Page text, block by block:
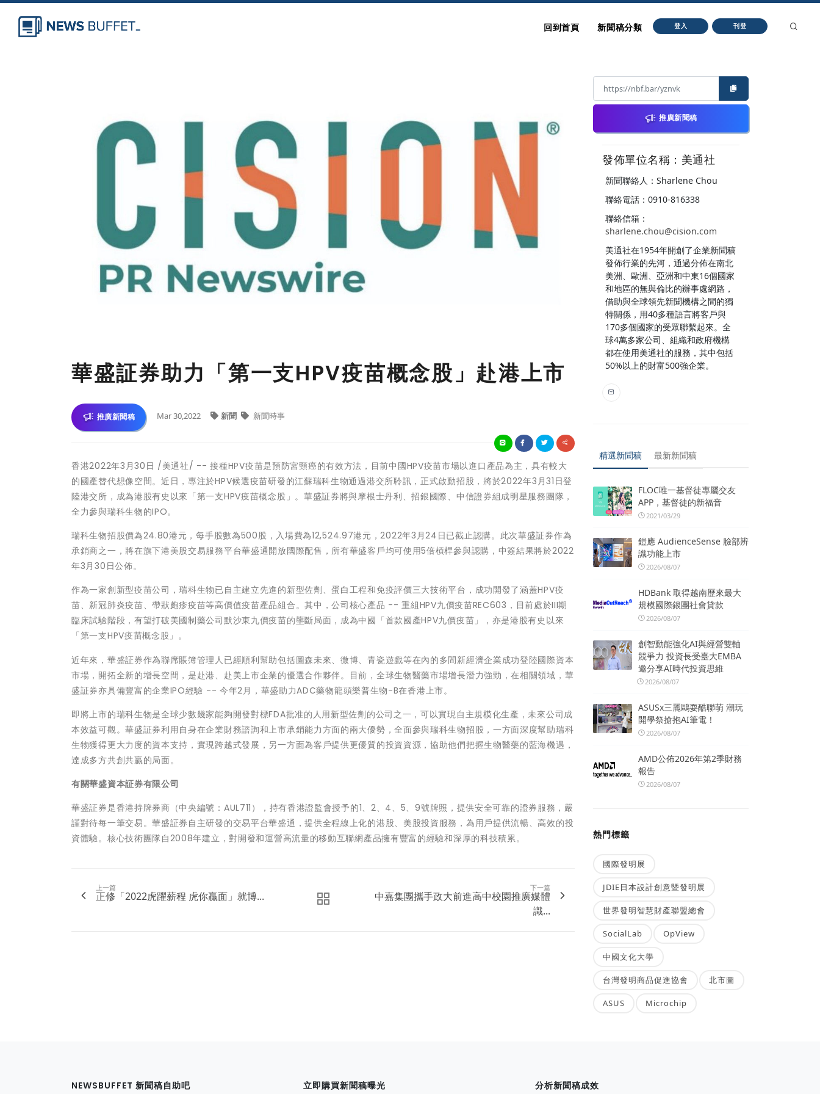
回到首頁 新聞稿分類 登入 刊登
華盛証券助力「第一支HPV疫苗概念股」赴港上市
推廣新聞稿 Mar 30,2022 新聞 新聞時事
香港2022年3月30日 /美通社/ -- 接種HPV疫苗是預防宮頸癌的有效方法，目前中國HPV疫苗市場以進口產品為主，具有較大
的國產替代想像空間。近日，專注於HPV候選疫苗研發的江蘇瑞科生物通過港交所聆訊，正式啟動招股，將於2022年3月31日登
陸港交所，成為港股有史以來「第一支HPV疫苗概念股」。華盛証券將與摩根士丹利、招銀國際、中信證券組成明星服務團隊，
全力參與瑞科生物的IPO。
瑞科生物招股價為24.80港元，每手股數為500股，入場費為12,524.97港元，2022年3月24日已截止認購。此次華盛証券作為
承銷商之一，將在旗下港美股交易服務平台華盛通開放國際配售，所有華盛客戶均可使用5倍槓桿參與認購，中簽結果將於2022
年3月30日公佈。
作為一家創新型疫苗公司，瑞科生物已自主建立先進的新型佐劑、蛋白工程和免疫評價三大技術平台，成功開發了涵蓋HPV疫
苗、新冠肺炎疫苗、帶狀皰疹疫苗等高價值疫苗產品組合。其中，公司核心產品 -- 重組HPV九價疫苗REC603，目前處於III期
臨床試驗階段，有望打破美國制藥公司默沙東九價疫苗的壟斷局面，成為中國「首款國產HPV九價疫苗」，亦是港股有史以來
「第一支HPV疫苗概念股」。
近年來，華盛証券作為聯席賬簿管理人已經順利幫助包括圖森未來、微博、青瓷遊戲等在內的多間新經濟企業成功登陸國際資本
市場，開拓全新的增長空間，是赴港、赴美上市企業的優選合作夥伴。目前，全球生物醫藥市場增長潛力強勁，在相關領域，華
盛証券亦具備豐富的企業IPO經驗 -- 今年2月，華盛助力ADC藥物龍頭樂普生物-B在香港上市。
即將上市的瑞科生物是全球少數幾家能夠開發對標FDA批准的人用新型佐劑的公司之一，可以實現自主規模化生產，未來公司成
本效益可觀。華盛証券利用自身在企業財務諮詢和上市承銷能力方面的兩大優勢，全面參與瑞科生物招股，一方面深度幫助瑞科
生物獲得更大力度的資本支持，實現跨越式發展，另一方面為客戶提供更優質的投資資源，協助他們把握生物醫藥的藍海機遇，
達成多方共創共贏的局面。
有關華盛資本証券有限公司
華盛証券是香港持牌券商（中央編號：AUL711），持有香港證監會授予的1、2、4、5、9號牌照，提供安全可靠的證券服務，嚴
謹對待每一筆交易。華盛証券自主研發的交易平台華盛通，提供全程線上化的港股、美股投資服務，為用戶提供流暢、高效的投
資體驗。核心技術團隊自2008年建立，對開發和運營高流量的移動互聯網產品擁有豐富的經驗和深厚的科技積累。
上一篇
正修「2022虎躍薪程 虎你贏面」就博...
下一篇
中嘉集團攜手政大前進高中校園推廣媒體
識...
推廣新聞稿
發佈單位名稱：美通社
新聞聯絡人：Sharlene Chou
聯絡電話：0910-816338
聯絡信箱：
sharlene.chou@cision.com
美通社在1954年開創了企業新聞稿
發佈行業的先河，通過分佈在南北
美洲、歐洲、亞洲和中東16個國家
和地區的無與倫比的辦事處網路，
借助與全球領先新聞機構之間的獨
特關係，用40多種語言將客戶與
170多個國家的受眾聯繫起來。全
球4萬多家公司、組織和政府機構
都在使用美通社的服務，其中包括
50%以上的財富500強企業。
精選新聞稿 最新新聞稿
FLOC唯一基督徒專屬交友
APP，基督徒的新福音
2021/03/29
鎧應 AudienceSense 臉部辨
識功能上市
2026/08/07
HDBank 取得越南歷來最大
規模國際銀團社會貸款
2026/08/07
創智動能強化AI與經營雙軸
競爭力 投資長受臺大EMBA
邀分享AI時代投資思維
2026/08/07
ASUSx三麗鷗耍酷聯萌 潮玩
開學祭搶抱AI筆電！
2026/08/07
AMD公佈2026年第2季財務
報告
2026/08/07
熱門標籤
國際發明展
JDIE日本設計創意暨發明展
世界發明智慧財產聯盟總會
SocialLab OpView
中國文化大學
台灣發明商品促進協會 北市圖
ASUS Microchip
NEWSBUFFET 新聞稿自助吧 立即購買新聞稿曝光 分析新聞稿成效